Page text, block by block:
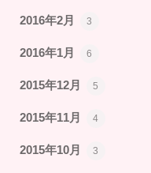
2016年2月 3
2016年1月 6
2015年12月 5
2015年11月 4
2015年10月 3